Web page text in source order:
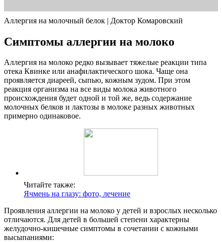
Аллергия на молочный белок | Доктор Комаровский
Симптомы аллергии на молоко
Аллергия на молоко редко вызывает тяжелые реакции типа
отека Квинке или анафилактического шока. Чаще она
проявляется диареей, сыпью, кожным зудом. При этом
реакция организма на все виды молока животного
происхождения будет одной и той же, ведь содержание
молочных белков и лактозы в молоке разных животных
примерно одинаковое.
Читайте также:
Ячмень на глазу: фото, лечение
Проявления аллергии на молоко у детей и взрослых несколько
отличаются. Для детей в большей степени характерны
желудочно-кишечные симптомы в сочетании с кожными
высыпаниями: